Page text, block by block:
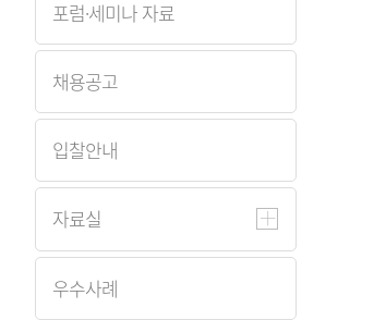
Korea
Health
Information
Service
포럼·세미나 자료
채용공고
입찰안내
자료실
우수사례